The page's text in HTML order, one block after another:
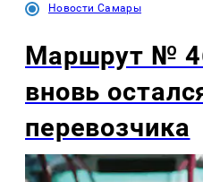
Новости Самары
Маршрут №
вновь
перевозчика